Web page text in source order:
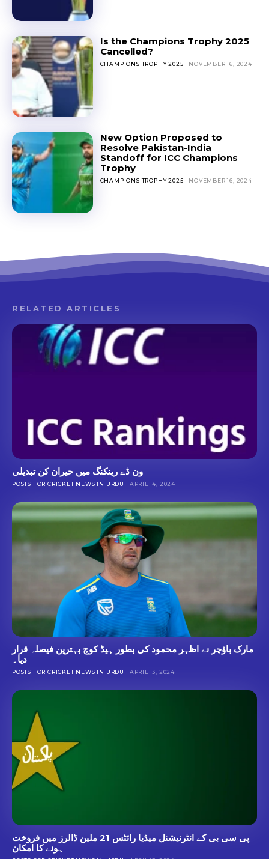
Is the Champions Trophy 2025
Cancelled?
CHAMPIONS TROPHY 2025 NOVEMBER 16, 2024
New Option Proposed to
Resolve Pakistan-India
Standoff for ICC Champions
Trophy
CHAMPIONS TROPHY 2025 NOVEMBER 16, 2024
RELATED ARTICLES
ون ڈے رینکنگ میں حیران کن تبدیلی
POSTS FOR CRICKET NEWS IN URDU APRIL 14, 2024
مارک باؤچر نے اظہر محمود کی بطور ہیڈ کوچ بہترین فیصلہ قرار
دیا۔
POSTS FOR CRICKET NEWS IN URDU APRIL 13, 2024
پی سی بی کے انٹرنیشنل میڈیا رائٹس 21 ملین ڈالرز میں فروخت
ہونے کا امکان